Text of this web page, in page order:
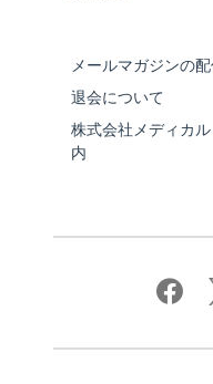
メールマガジンの
退会について
株式会社メディカ
内